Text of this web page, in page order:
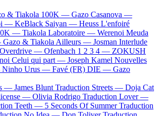
& Tiakola 100K — Gazo Casanova —
— KeBlack Saiyan — Heuss L'enfoiré
— Tiakola Laboratoire — Werenoi Meuda
Gazo & Tiakola Ailleurs — Josman Interlude
Overdrive — Ofenbach 1 2 3 4 — ZOKUSH
Celui qui part — Joseph Kamel Nouvelles
Ninho Urus — Favé (FR) DIE — Gazo
— James Blunt Traduction Streets — Doja Cat
— Olivia Rodrigo Traduction Lover —
Teeth — 5 Seconds Of Summer Traduction